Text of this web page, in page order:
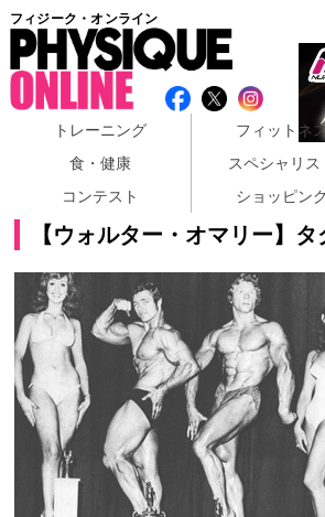
フィジーク・オンライン
トレーニング
フィットネス
食・健康
スペシャリス
コンテスト
ショッピン
【ウォルター・オマリー】タ